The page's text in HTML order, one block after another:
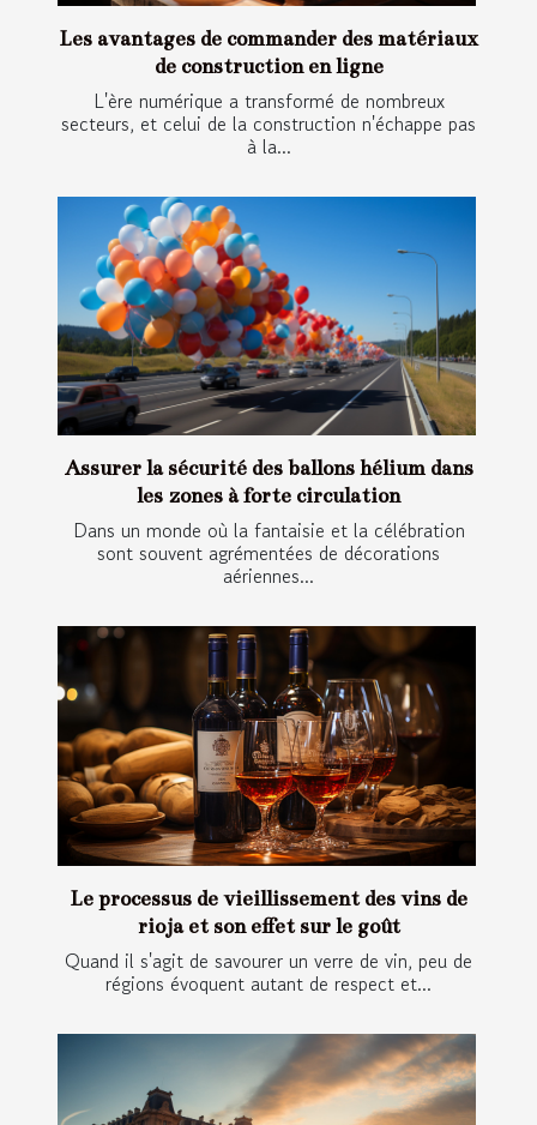
Les avantages de commander des matériaux
de construction en ligne
L'ère numérique a transformé de nombreux
secteurs, et celui de la construction n'échappe pas
à la...
Assurer la sécurité des ballons hélium dans
les zones à forte circulation
Dans un monde où la fantaisie et la célébration
sont souvent agrémentées de décorations
aériennes...
Le processus de vieillissement des vins de
rioja et son effet sur le goût
Quand il s'agit de savourer un verre de vin, peu de
régions évoquent autant de respect et...